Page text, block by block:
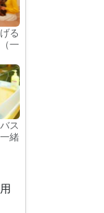
る
一
ス
緒